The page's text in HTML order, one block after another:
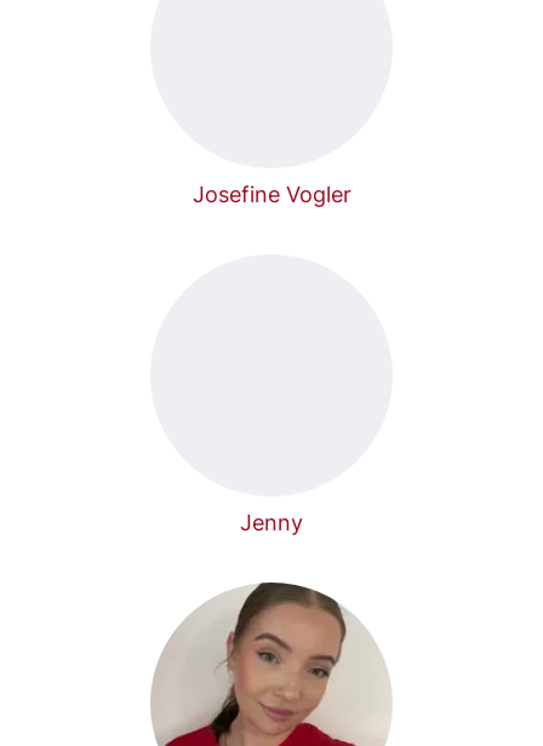
Josefine Vogler
Jenny